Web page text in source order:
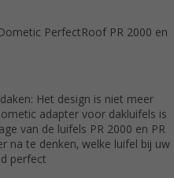
PerfectRoof PR 2000 en
Het design is niet meer
adapter voor dakluifels is
van de luifels PR 2000 en PR
na te denken, welke luifel bij uw
perfect